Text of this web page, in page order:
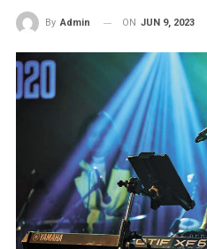
By Admin ON JUN 9, 2023